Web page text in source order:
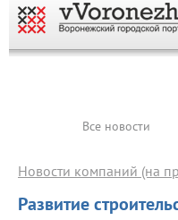
Все новости
Развитие
Новости компаний (на